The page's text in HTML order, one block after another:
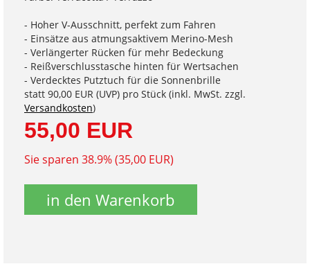
- Hoher V-Ausschnitt, perfekt zum Fahren
- Einsätze aus atmungsaktivem Merino-Mesh
- Verlängerter Rücken für mehr Bedeckung
- Reißverschlusstasche hinten für Wertsachen
- Verdecktes Putztuch für die Sonnenbrille
statt 90,00 EUR (UVP) pro Stück (inkl. MwSt. zzgl.
Versandkosten)
55,00 EUR
Sie sparen 38.9% (35,00 EUR)
in den Warenkorb